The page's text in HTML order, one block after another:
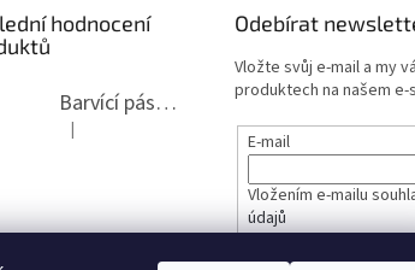
hodnocení
Barvící páska pro psací stroje DIN 1, DIN 13/10, LAND, PA červenočerná
Hodnocení produktu je 5 z 5 hvězdiček.
|
Odebírat
Vložte svůj e-mail a my
produktech na našem e-
E-mail
Vložením e-mailu
údajů